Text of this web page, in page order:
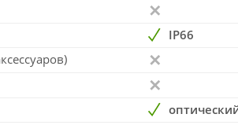
IP66